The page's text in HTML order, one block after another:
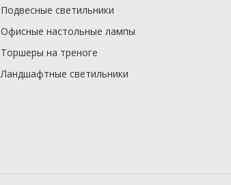
Подвесные светильники
Офисные настольные лампы
Торшеры на треноге
Ландшафтные светильники